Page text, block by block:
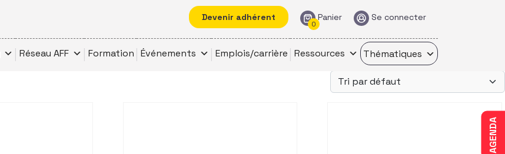
Devenir adhérent Panier
0
Se connecter
Réseau AFF Formation Événements Emplois/carrière Ressources Thématiques
AGENDA